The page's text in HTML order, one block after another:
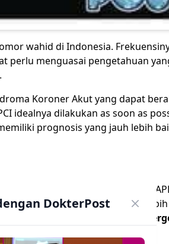
wahid di Indonesia.
perlu menguasai pengetahuan
.
Koroner Akut yang dapat
idealnya dilakukan as soon as
prognosis yang jauh lebih
in Internal Medicine)
Sejawat juga dapat membaca
faslitas PCI di buku
EIMED
DokterPost